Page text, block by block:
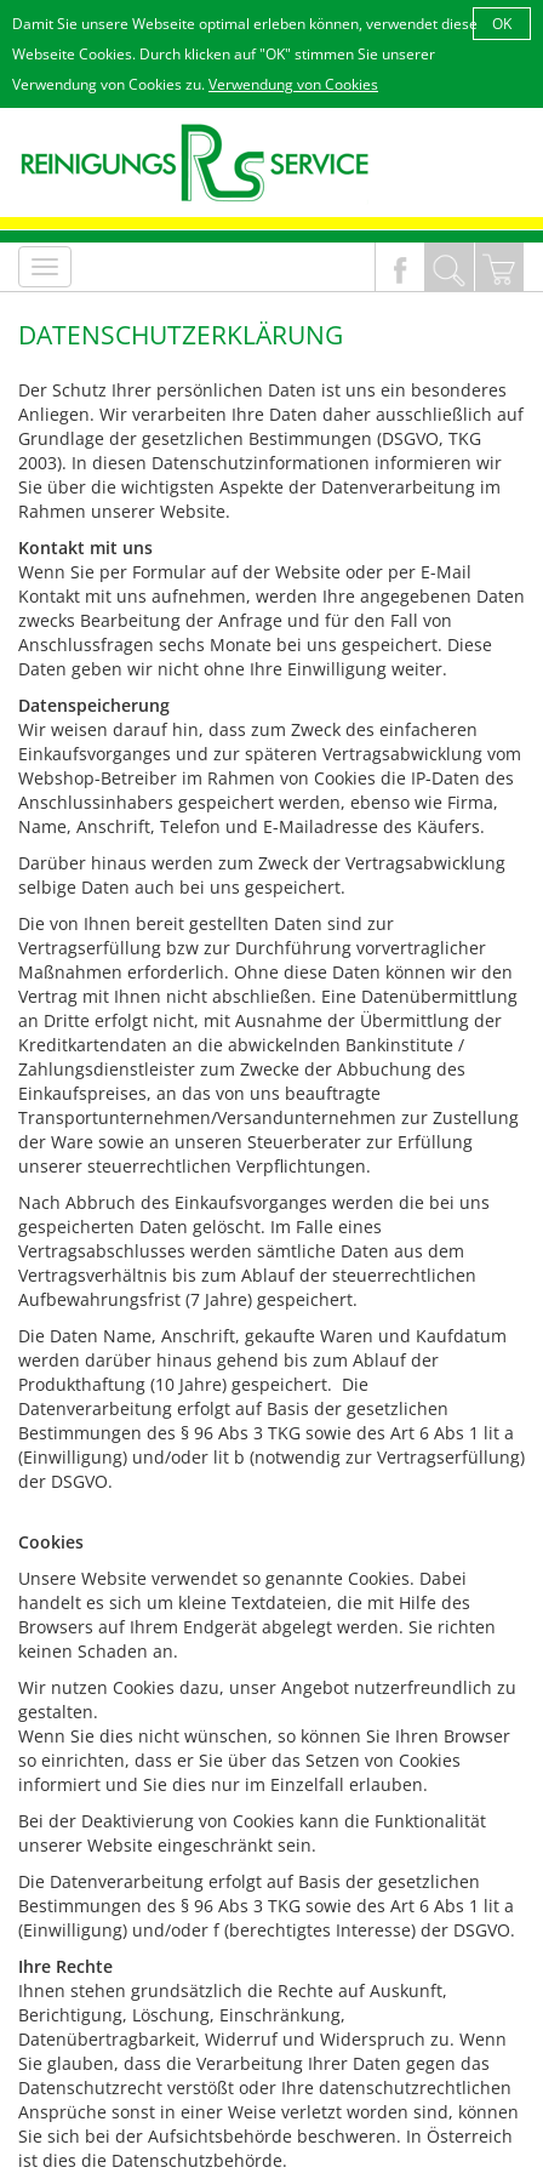
Damit Sie unsere Webseite optimal erleben können, verwendet diese
Webseite Cookies. Durch klicken auf "OK" stimmen Sie unserer
Verwendung von Cookies zu.Verwendung von Cookies
OK
MenÃ¼
an/aus
DATENSCHUTZERKLÄRUNG
Der Schutz Ihrer persönlichen Daten ist uns ein besonderes
Anliegen. Wir verarbeiten Ihre Daten daher ausschließlich auf
Grundlage der gesetzlichen Bestimmungen (DSGVO, TKG
2003). In diesen Datenschutzinformationen informieren wir
Sie über die wichtigsten Aspekte der Datenverarbeitung im
Rahmen unserer Website.
Kontakt mit uns
Wenn Sie per Formular auf der Website oder per E-Mail
Kontakt mit uns aufnehmen, werden Ihre angegebenen Daten
zwecks Bearbeitung der Anfrage und für den Fall von
Anschlussfragen sechs Monate bei uns gespeichert. Diese
Daten geben wir nicht ohne Ihre Einwilligung weiter.
Datenspeicherung
Wir weisen darauf hin, dass zum Zweck des einfacheren
Einkaufsvorganges und zur späteren Vertragsabwicklung vom
Webshop-Betreiber im Rahmen von Cookies die IP-Daten des
Anschlussinhabers gespeichert werden, ebenso wie Firma,
Name, Anschrift, Telefon und E-Mailadresse des Käufers.
Darüber hinaus werden zum Zweck der Vertragsabwicklung
selbige Daten auch bei uns gespeichert.
Die von Ihnen bereit gestellten Daten sind zur
Vertragserfüllung bzw zur Durchführung vorvertraglicher
Maßnahmen erforderlich. Ohne diese Daten können wir den
Vertrag mit Ihnen nicht abschließen. Eine Datenübermittlung
an Dritte erfolgt nicht, mit Ausnahme der Übermittlung der
Kreditkartendaten an die abwickelnden Bankinstitute /
Zahlungsdienstleister zum Zwecke der Abbuchung des
Einkaufspreises, an das von uns beauftragte
Transportunternehmen/Versandunternehmen zur Zustellung
der Ware sowie an unseren Steuerberater zur Erfüllung
unserer steuerrechtlichen Verpflichtungen.
Nach Abbruch des Einkaufsvorganges werden die bei uns
gespeicherten Daten gelöscht. Im Falle eines
Vertragsabschlusses werden sämtliche Daten aus dem
Vertragsverhältnis bis zum Ablauf der steuerrechtlichen
Aufbewahrungsfrist (7 Jahre) gespeichert.
Die Daten Name, Anschrift, gekaufte Waren und Kaufdatum
werden darüber hinaus gehend bis zum Ablauf der
Produkthaftung (10 Jahre) gespeichert. Die
Datenverarbeitung erfolgt auf Basis der gesetzlichen
Bestimmungen des § 96 Abs 3 TKG sowie des Art 6 Abs 1 lit a
(Einwilligung) und/oder lit b (notwendig zur Vertragserfüllung)
der DSGVO.
Cookies
Unsere Website verwendet so genannte Cookies. Dabei
handelt es sich um kleine Textdateien, die mit Hilfe des
Browsers auf Ihrem Endgerät abgelegt werden. Sie richten
keinen Schaden an.
Wir nutzen Cookies dazu, unser Angebot nutzerfreundlich zu
gestalten.
Wenn Sie dies nicht wünschen, so können Sie Ihren Browser
so einrichten, dass er Sie über das Setzen von Cookies
informiert und Sie dies nur im Einzelfall erlauben.
Bei der Deaktivierung von Cookies kann die Funktionalität
unserer Website eingeschränkt sein.
Die Datenverarbeitung erfolgt auf Basis der gesetzlichen
Bestimmungen des § 96 Abs 3 TKG sowie des Art 6 Abs 1 lit a
(Einwilligung) und/oder f (berechtigtes Interesse) der DSGVO.
Ihre Rechte
Ihnen stehen grundsätzlich die Rechte auf Auskunft,
Berichtigung, Löschung, Einschränkung,
Datenübertragbarkeit, Widerruf und Widerspruch zu. Wenn
Sie glauben, dass die Verarbeitung Ihrer Daten gegen das
Datenschutzrecht verstößt oder Ihre datenschutzrechtlichen
Ansprüche sonst in einer Weise verletzt worden sind, können
Sie sich bei der Aufsichtsbehörde beschweren. In Österreich
ist dies die Datenschutzbehörde.